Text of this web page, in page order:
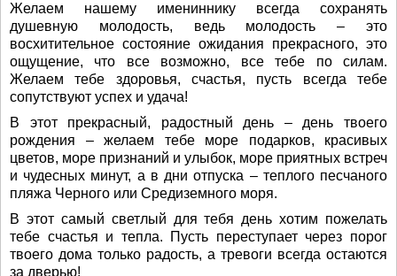
Желаем нашему имениннику всегда сохранять
душевную молодость, ведь молодость – это
восхитительное состояние ожидания прекрасного, это
ощущение, что все возможно, все тебе по силам.
Желаем тебе здоровья, счастья, пусть всегда тебе
сопутствуют успех и удача!
В этот прекрасный, радостный день – день твоего
рождения – желаем тебе море подарков, красивых
цветов, море признаний и улыбок, море приятных встреч
и чудесных минут, а в дни отпуска – теплого песчаного
пляжа Черного или Средиземного моря.
В этот самый светлый для тебя день хотим пожелать
тебе счастья и тепла. Пусть переступает через порог
твоего дома только радость, а тревоги всегда остаются
за дверью!